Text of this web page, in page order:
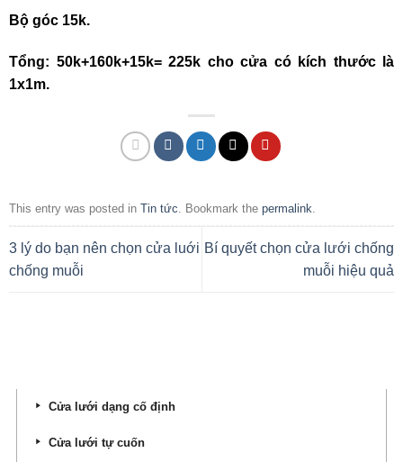
Bộ góc 15k.
Tổng: 50k+160k+15k= 225k cho cửa có kích thước là
1x1m.
This entry was posted in Tin tức. Bookmark the permalink.
3 lý do bạn nên chọn cửa luới
chống muỗi
Bí quyết chọn cửa lưới chống
muỗi hiệu quả
Cửa lưới dạng cố định
Cửa lưới tự cuốn